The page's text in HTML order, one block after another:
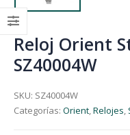
Reloj Orient
SZ40004W
SKU: SZ40004W
Categorías: Orient,Relojes,